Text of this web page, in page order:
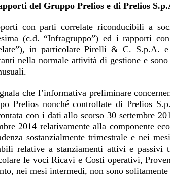
del Gruppo Prelios e di Prelios
con parti correlate riconducibili a
(c.d. “Infragruppo”) ed i rapporti
in particolare Pirelli & C. S.p.A.
nella normale attività di gestione e
che l’informativa preliminare
Prelios nonché controllate di Prelios
con i dati allo scorso 30 settembre
2014 relativamente alla componente
sostanzialmente trimestrale e nei
relative a stanziamenti attivi e passivi
le voci Ricavi e Costi operativi,
nei mesi intermedi, non sono